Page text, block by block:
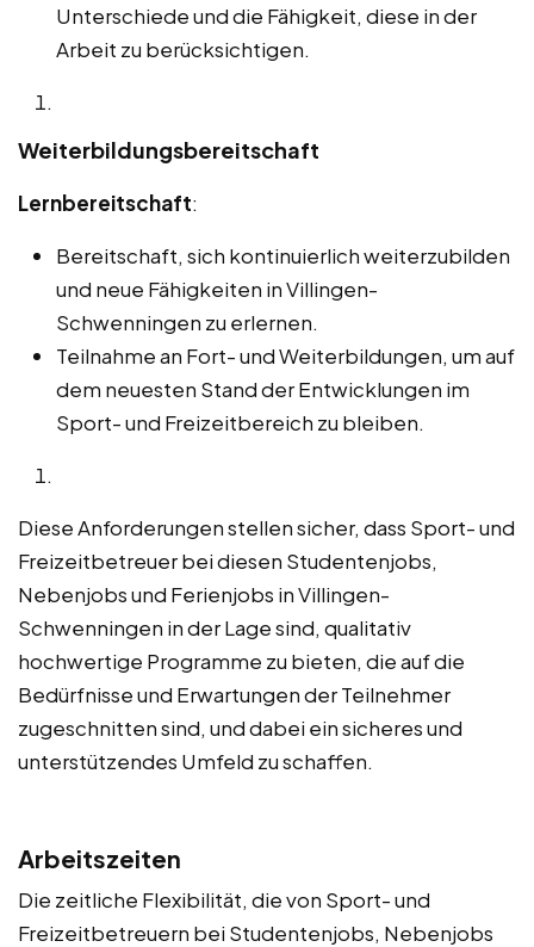
Unterschiede und die Fähigkeit, diese in der
Arbeit zu berücksichtigen.
Weiterbildungsbereitschaft
Lernbereitschaft:
Bereitschaft, sich kontinuierlich weiterzubilden
und neue Fähigkeiten in Villingen-
Schwenningen zu erlernen.
Teilnahme an Fort- und Weiterbildungen, um auf
dem neuesten Stand der Entwicklungen im
Sport- und Freizeitbereich zu bleiben.
Diese Anforderungen stellen sicher, dass Sport- und
Freizeitbetreuer bei diesen Studentenjobs,
Nebenjobs und Ferienjobs in Villingen-
Schwenningen in der Lage sind, qualitativ
hochwertige Programme zu bieten, die auf die
Bedürfnisse und Erwartungen der Teilnehmer
zugeschnitten sind, und dabei ein sicheres und
unterstützendes Umfeld zu schaffen.
Arbeitszeiten
Die zeitliche Flexibilität, die von Sport- und
Freizeitbetreuern bei Studentenjobs, Nebenjobs